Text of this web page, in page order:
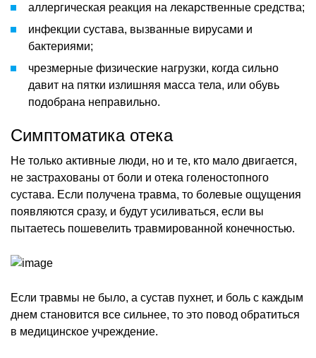
аллергическая реакция на лекарственные средства;
инфекции сустава, вызванные вирусами и
бактериями;
чрезмерные физические нагрузки, когда сильно
давит на пятки излишняя масса тела, или обувь
подобрана неправильно.
Симптоматика отека
Не только активные люди, но и те, кто мало двигается,
не застрахованы от боли и отека голеностопного
сустава. Если получена травма, то болевые ощущения
появляются сразу, и будут усиливаться, если вы
пытаетесь пошевелить травмированной конечностью.
Если травмы не было, а сустав пухнет, и боль с каждым
днем становится все сильнее, то это повод обратиться
в медицинское учреждение.